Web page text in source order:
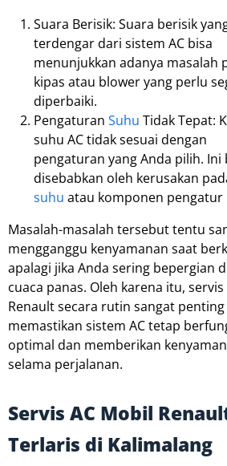
Suara Berisik: Suara berisik
terdengar dari sistem AC bisa
menunjukkan adanya masalah
kipas atau blower yang perlu
diperbaiki.
Pengaturan Suhu Tidak Tepat:
suhu AC tidak sesuai dengan
pengaturan yang Anda pilih. Ini
disebabkan oleh kerusakan
suhu atau komponen pengatur
Masalah-masalah tersebut tentu
mengganggu kenyamanan saat
apalagi jika Anda sering bepergian
cuaca panas. Oleh karena itu, servis
Renault secara rutin sangat
memastikan sistem AC tetap
optimal dan memberikan
selama perjalanan.
Servis AC Mobil
Terlaris di Kalimalang